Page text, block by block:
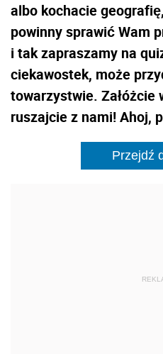
albo kochacie
powinny sprawić Wam
i tak zapraszamy na
ciekawostek, może
towarzystwie. Załóżcie
ruszajcie z nami! Ahoj,
Przejdź